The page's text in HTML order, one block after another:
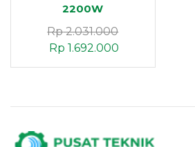
2200W
Rp2.031.000
Rp 1.692.000